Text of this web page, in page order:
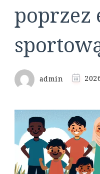
poprzez
admin